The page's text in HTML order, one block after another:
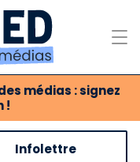
médias : signez
!
Infolettre